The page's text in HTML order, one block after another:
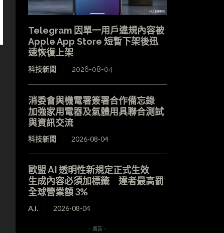
Telegram 因單一用戶違規內容被
Apple App Store 短暫下架後迅
速恢復上架
科技新聞 2026-08-04
消委會與機電署簽署合作備忘錄
加強家用電器及氣體用具聯合測試
與資訊交流
科技新聞 2026-08-04
歐盟 AI 透明性新規定正式生效
生成內容必須加標籤 違者最高罰
全球營業額 3%
A.I. 2026-08-04
- 廣告 -